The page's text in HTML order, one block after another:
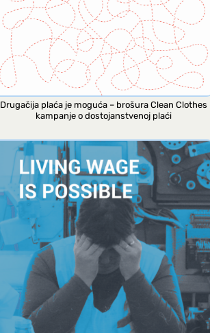
Drugačija plaća je moguća – brošura Clean Clothes
kampanje o dostojanstvenoj plaći